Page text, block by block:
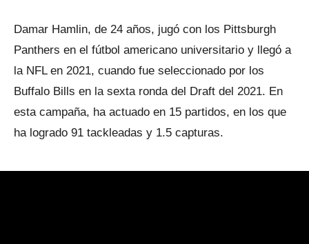
Damar Hamlin, de 24 años, jugó con los Pittsburgh
Panthers en el fútbol americano universitario y llegó a
la NFL en 2021, cuando fue seleccionado por los
Buffalo Bills en la sexta ronda del Draft del 2021. En
esta campaña, ha actuado en 15 partidos, en los que
ha logrado 91 tackleadas y 1.5 capturas.